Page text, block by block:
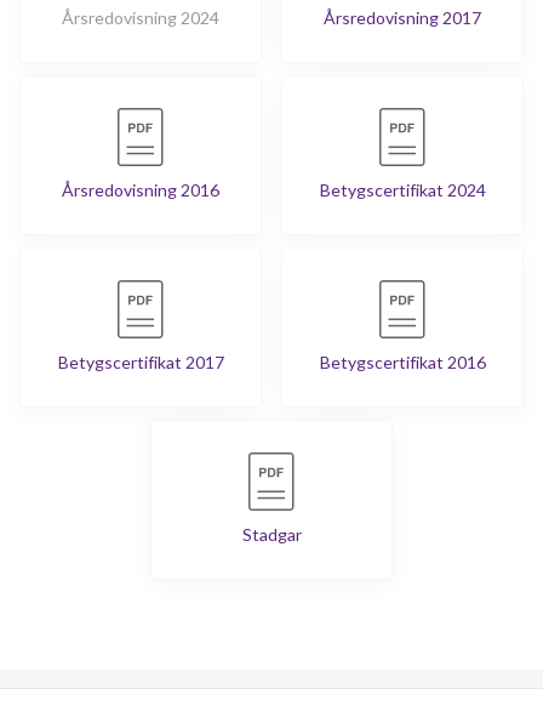
Årsredovisning 2024 Årsredovisning 2017
Årsredovisning 2016 Betygscertifikat 2024
Betygscertifikat 2017 Betygscertifikat 2016
Stadgar